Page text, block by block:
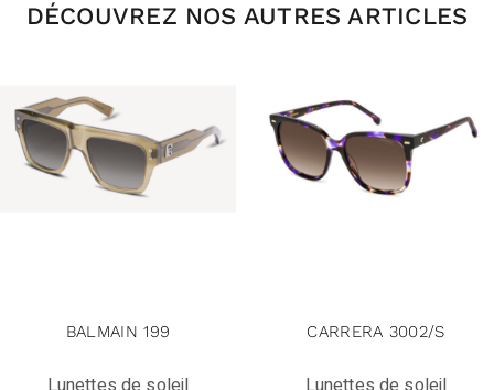
DÉCOUVREZ NOS AUTRES ARTICLES
BALMAIN 199 CARRERA 3002/S